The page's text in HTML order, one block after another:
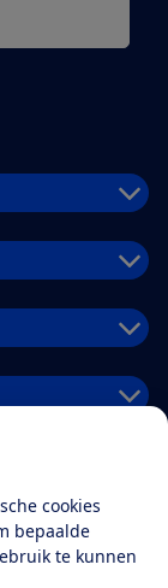
cookies
bepaalde
te kunnen